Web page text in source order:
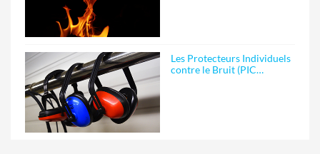
Les Protecteurs Individuels
contre le Bruit (PIC…